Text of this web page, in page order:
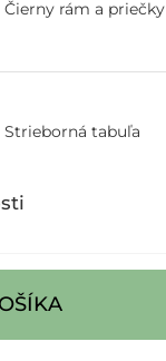
Čierny rám a priečky
Strieborná tabuľa